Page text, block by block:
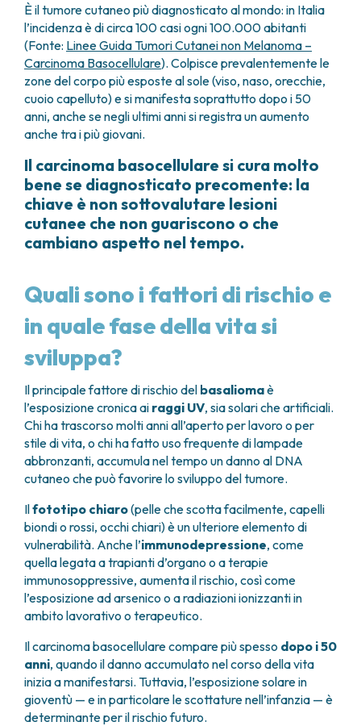
È il tumore cutaneo più diagnosticato al mondo: in Italia
l’incidenza è di circa 100 casi ogni 100.000 abitanti
(Fonte: Linee Guida Tumori Cutanei non Melanoma –
Carcinoma Basocellulare). Colpisce prevalentemente le
zone del corpo più esposte al sole (viso, naso, orecchie,
cuoio capelluto) e si manifesta soprattutto dopo i 50
anni, anche se negli ultimi anni si registra un aumento
anche tra i più giovani.
Il carcinoma basocellulare si cura molto
bene se diagnosticato precomente: la
chiave è non sottovalutare lesioni
cutanee che non guariscono o che
cambiano aspetto nel tempo.
Quali sono i fattori di rischio e
in quale fase della vita si
sviluppa?
Il principale fattore di rischio del basaliomaè
l’esposizione cronica ai raggi UV, sia solari che artificiali.
Chi ha trascorso molti anni all’aperto per lavoro o per
stile di vita, o chi ha fatto uso frequente di lampade
abbronzanti, accumula nel tempo un danno al DNA
cutaneo che può favorire lo sviluppo del tumore.
Ilfototipo chiaro(pelle che scotta facilmente, capelli
biondi o rossi, occhi chiari) è un ulteriore elemento di
vulnerabilità. Anche l’immunodepressione, come
quella legata a trapianti d’organo o a terapie
immunosoppressive, aumenta il rischio, così come
l’esposizione ad arsenico o a radiazioni ionizzanti in
ambito lavorativo o terapeutico.
Il carcinoma basocellulare compare più spesso dopo i 50
anni, quando il danno accumulato nel corso della vita
inizia a manifestarsi. Tuttavia, l’esposizione solare in
gioventù — e in particolare le scottature nell’infanzia — è
determinante per il rischio futuro.